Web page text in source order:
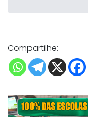
Compartilhe: